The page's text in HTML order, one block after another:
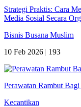
Strategi Praktis: Cara
Media Sosial Secara
Bisnis Busana Muslim
10 Feb 2026 | 193
Perawatan Rambut
Kecantikan